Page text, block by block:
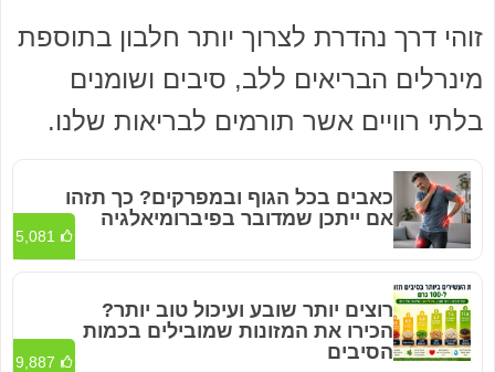
זוהי דרך נהדרת לצרוך יותר חלבון בתוספת
מינרלים הבריאים ללב, סיבים ושומנים
בלתי רוויים אשר תורמים לבריאות שלנו.
כאבים בכל הגוף ובמפרקים? כך תזהו
אם ייתכן שמדובר בפיברומיאלגיה
5,081
רוצים יותר שובע ועיכול טוב יותר?
הכירו את המזונות שמובילים בכמות
הסיבים
9,887